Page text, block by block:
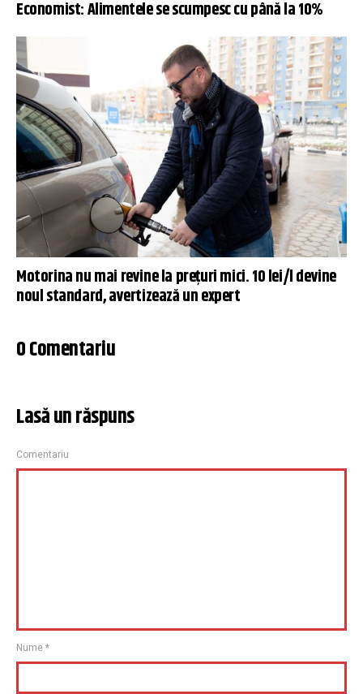
Economist: Alimentele se scumpesc cu până la 10%
Motorina nu mai revine la prețuri mici. 10 lei/l devine
noul standard, avertizează un expert
0 Comentariu
Lasă un răspuns
Comentariu
Nume *